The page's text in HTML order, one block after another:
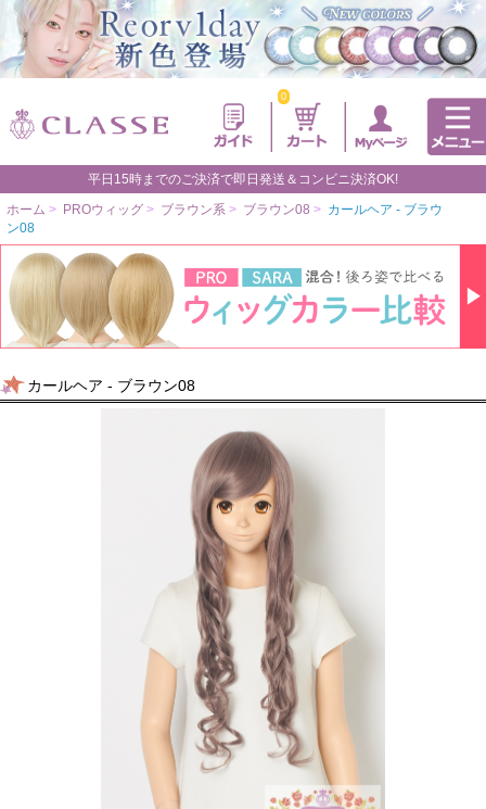
0
平日15時までのご決済で即日発送＆コンビニ決済OK!
ホーム > PROウィッグ > ブラウン系 > ブラウン08 > カールヘア - ブラウ
ン08
カールヘア - ブラウン08